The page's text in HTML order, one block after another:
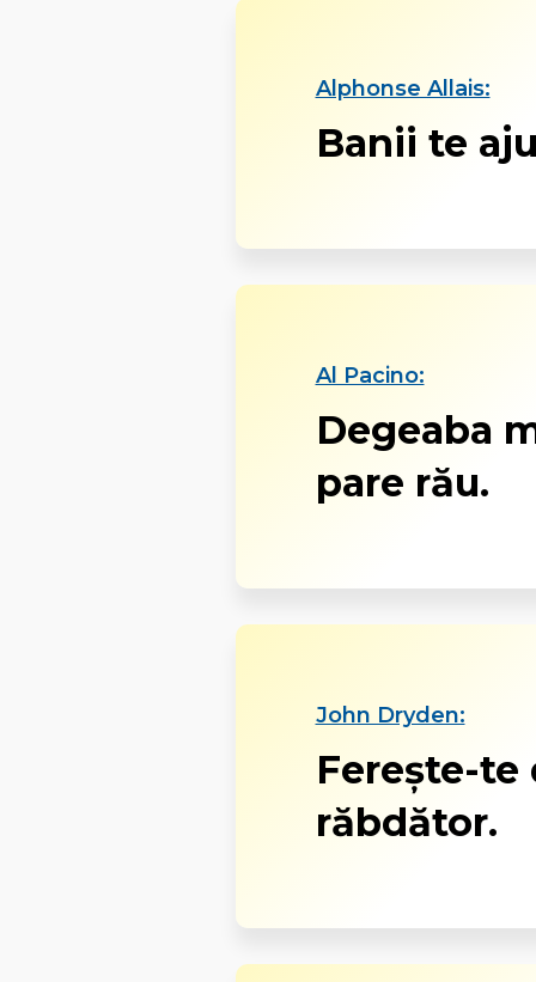
Alphonse Allais:
Banii te
Al Pacino:
Degeaba
pare rău.
John Dryden:
Ferește-
răbdător.